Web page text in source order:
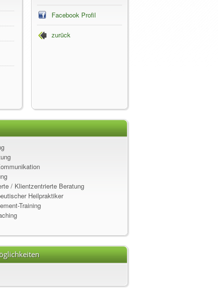
Facebook Profil
zurück
/ Klientzentrierte Beratung
Heilpraktiker
Training